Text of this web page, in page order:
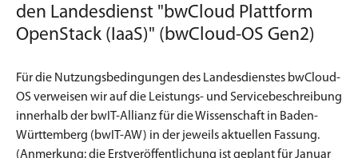
den Landesdienst "bwCloud Plattform
OpenStack (IaaS)" (bwCloud-OS Gen2)
Für die Nutzungsbedingungen des Landesdienstes bwCloud-
OS verweisen wir auf die Leistungs- und Servicebeschreibung
innerhalb der bwIT-Allianz für die Wissenschaft in Baden-
Württemberg (bwIT-AW) in der jeweils aktuellen Fassung.
(Anmerkung: die Erstveröffentlichung ist geplant für Januar